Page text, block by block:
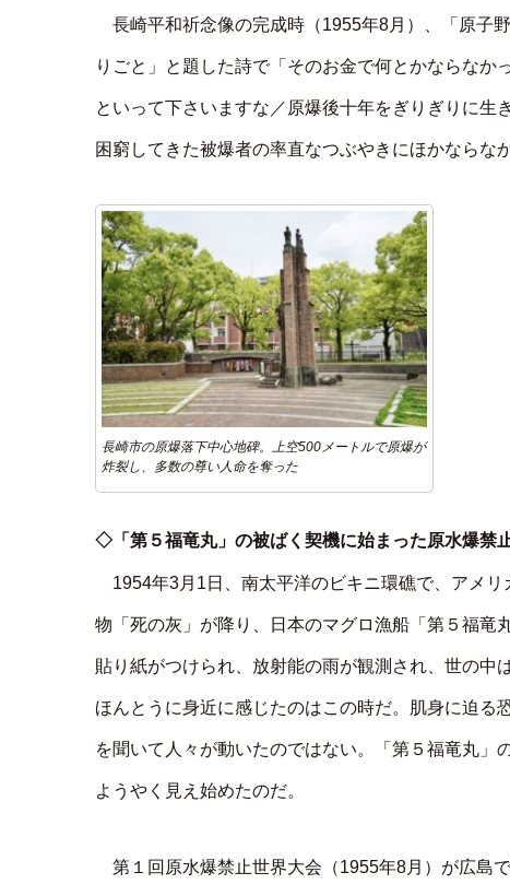
長崎平和祈念像の完成時（1955年8月）、「原子
りごと」と題した詩で「そのお金で何とかならなか
といって下さいますな／原爆後十年をぎりぎりに生
困窮してきた被爆者の率直なつぶやきにほかならな
長崎市の原爆落下中心地碑。上空500メートルで原爆が
炸裂し、多数の尊い人命を奪った
◇「第５福竜丸」の被ばく契機に始まった原水爆禁
1954年3月1日、南太平洋のビキニ環礁で、アメ
物「死の灰」が降り、日本のマグロ漁船「第５福竜
貼り紙がつけられ、放射能の雨が観測され、世の
ほんとうに身近に感じたのはこの時だ。肌身に迫
を聞いて人々が動いたのではない。「第５福竜丸
ようやく見え始めたのだ。
第１回原水爆禁止世界大会（1955年8月）が広島